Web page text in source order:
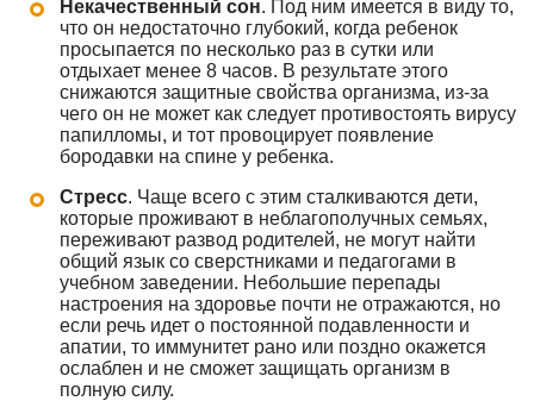
Некачественный сон. Под ним имеется в виду то,
что он недостаточно глубокий, когда ребенок
просыпается по несколько раз в сутки или
отдыхает менее 8 часов. В результате этого
снижаются защитные свойства организма, из-за
чего он не может как следует противостоять вирусу
папилломы, и тот провоцирует появление
бородавки на спине у ребенка.
Стресс. Чаще всего с этим сталкиваются дети,
которые проживают в неблагополучных семьях,
переживают развод родителей, не могут найти
общий язык со сверстниками и педагогами в
учебном заведении. Небольшие перепады
настроения на здоровье почти не отражаются, но
если речь идет о постоянной подавленности и
апатии, то иммунитет рано или поздно окажется
ослаблен и не сможет защищать организм в
полную силу.